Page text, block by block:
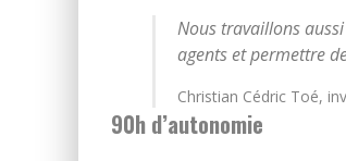
Nous travaillons
agents et permettre
Christian Cédric Toé,
90h d’autonomie